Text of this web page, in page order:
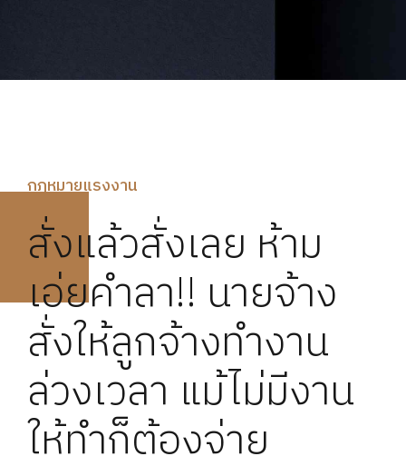
กฏหมายแรงงาน
สั่งแล้วสั่งเลย ห้าม
เอ่ยคำลา!! นายจ้าง
สั่งให้ลูกจ้างทำงาน
ล่วงเวลา แม้ไม่มีงาน
ให้ทำก็ต้องจ่าย